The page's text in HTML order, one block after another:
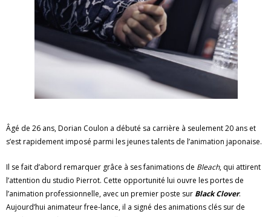
Âgé de 26 ans, Dorian Coulon a débuté sa carrière à seulement 20 ans et
s’est rapidement imposé parmi les jeunes talents de l’animation japonaise.
Il se fait d’abord remarquer grâce à ses fanimations de Bleach, qui attirent
l’attention du studio Pierrot. Cette opportunité lui ouvre les portes de
l’animation professionnelle, avec un premier poste sur Black Clover.
Aujourd’hui animateur free-lance, il a signé des animations clés sur de